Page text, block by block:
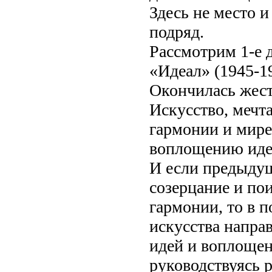
Здесь не место
подряд.
Рассмотрим 1-е
«Идеал» (1945-
Окончилась
Искусство,
гармонии и
воплощению
И если
созерцание и
гармонии, то в
искусства
идей и